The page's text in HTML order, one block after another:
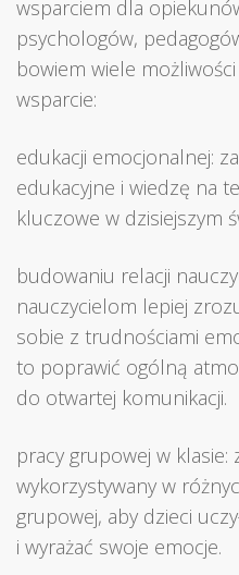
wsparciem dla
psychologów,
bowiem wiele
wsparcie:
edukacji emocjonalnej:
edukacyjne i wiedzę na
kluczowe w dzisiejszym
budowaniu relacji
nauczycielom lepiej
sobie z trudnościami
to poprawić ogólną
do otwartej komunikacji.
pracy grupowej w klasie:
wykorzystywany w
grupowej, aby dzieci
i wyrażać swoje emocje.